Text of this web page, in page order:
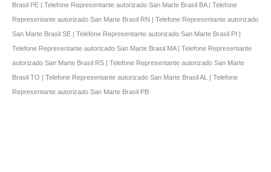
Brasil PE | Telefone Representante autorizado San Marte Brasil BA | Telefone
Representante autorizado San Marte Brasil RN | Telefone Representante autorizado
San Marte Brasil SE | Telefone Representante autorizado San Marte Brasil PI |
Telefone Representante autorizado San Marte Brasil MA | Telefone Representante
autorizado San Marte Brasil RS | Telefone Representante autorizado San Marte
Brasil TO | Telefone Representante autorizado San Marte Brasil AL | Telefone
Representante autorizado San Marte Brasil PB